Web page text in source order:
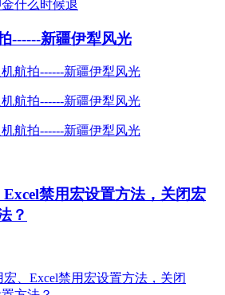
------新疆伊犁风光
禁用宏设置方法，关闭宏
？